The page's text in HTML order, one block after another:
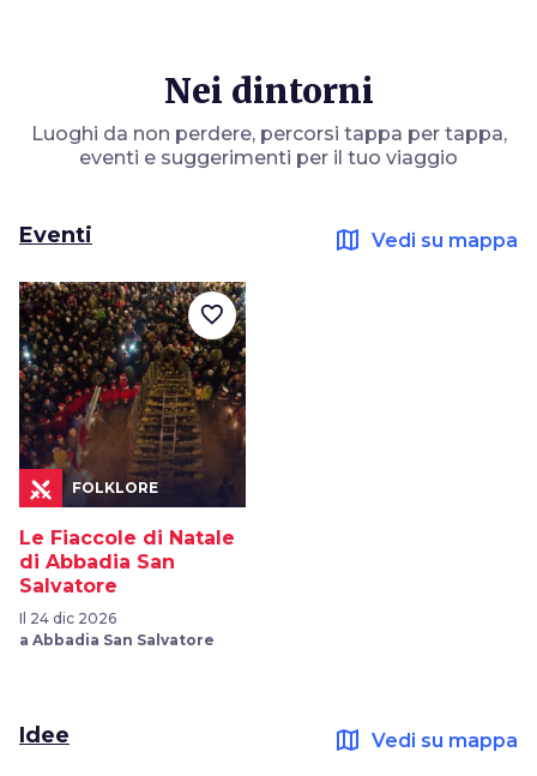
Nei dintorni
Luoghi da non perdere, percorsi tappa per tappa,
eventi e suggerimenti per il tuo viaggio
Eventi map Vedi su mappa
FOLKLORE
Le Fiaccole di Natale
di Abbadia San
Salvatore
Il 24 dic 2026
a Abbadia San Salvatore
favorite_border
Idee map Vedi su mappa